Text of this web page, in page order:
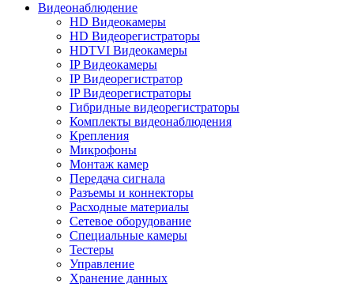
Видеонаблюдение
HD Видеокамеры
HD Видеорегистраторы
HDTVI Видеокамеры
IP Видеокамеры
IP Видеорегистратор
IP Видеорегистраторы
Гибридные видеорегистраторы
Комплекты видеонаблюдения
Крепления
Микрофоны
Монтаж камер
Передача сигнала
Разъемы и коннекторы
Расходные материалы
Сетевое оборудование
Специальные камеры
Тестеры
Управление
Хранение данных